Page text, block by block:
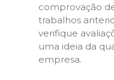
comprovação
trabalhos
verifique
uma ideia da
empresa.